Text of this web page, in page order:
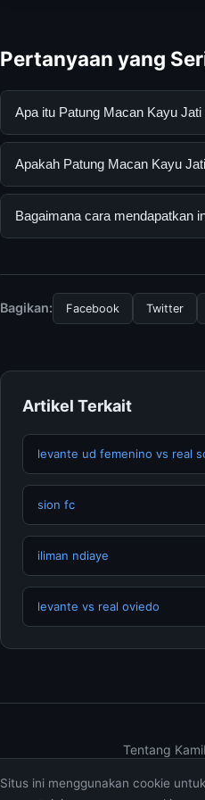
Pertanyaan yang
Apa itu Patung Macan Kayu
Patung Macan Kayu Jati
resmi dan mengikuti panduan
Apakah Patung Macan Kayu
Ya, Patung Macan Kayu Jati
Bagaimana cara mendapatkan
terpercaya.
Bagikan: Facebook Twitter
Artikel Terkait
levante ud femenino vs real
sion fc
iliman ndiaye
levante vs real oviedo
Tentang Kami
Situs ini menggunakan cookie